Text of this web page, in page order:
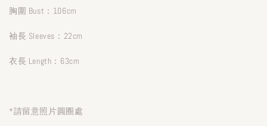
胸圍 Bust：106cm
袖長 Sleeves：22cm
衣長 Length：63cm
*請留意照片圓圈處